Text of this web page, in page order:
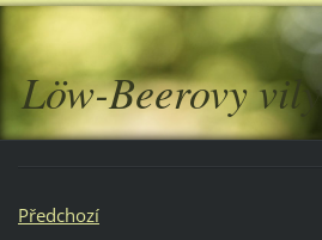
Löw-Beerovy vily
Předchozí